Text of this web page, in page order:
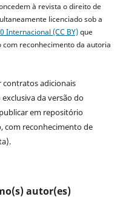
à revista o direito de
licenciado sob a
Internacional (CC BY)que
reconhecimento da autoria
contratos adicionais
da versão do
em repositório
com reconhecimento de
autor(es)